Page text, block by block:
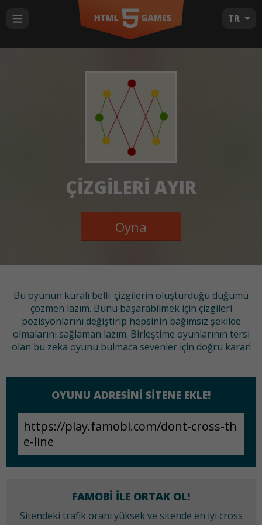
TR
ÇIZGILERI AYIR
Oyna
Bu oyunun kuralı belli: çizgilerin oluşturduğu düğümü
çözmen lazım. Bunu başarabilmek için çizgileri
pozisyonlarını değiştirip hepsinin bağımsız şekilde
olmalarını sağlaman lazım. Birleştime oyunlarının tersi
olan bu zeka oyunu bulmaca sevenler için doğru karar!
OYUNU ADRESINI SITENE EKLE!
FAMOBI ILE ORTAK OL!
Sitendeki trafik oranı yüksek ve sitende en iyi cross